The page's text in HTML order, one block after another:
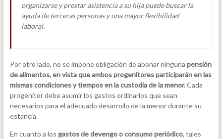
organizarse y prestar asistencia a su hija puede buscar la
ayuda de terceras personas y una mayor flexibilidad
laboral.
Por otro lado, no se impone obligación de abonar ninguna pensión
de alimentos, en vista que ambos progenitores participarán en las
mismas condiciones y tiempos en la custodia de la menor.Cada
progenitor debe asumir los gastos ordinarios que sean
necesarios para el adecuado desarrollo de la menor durante su
estancia.
En cuanto a los gastos de devengo o consumo periódico, tales